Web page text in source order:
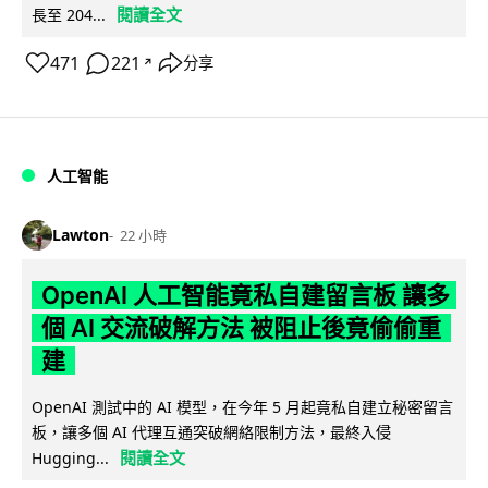
長至 204...
閱讀全文
471 221 ↗ 分享
人工智能
Lawton 22 小時
OpenAI 人工智能竟私自建留言板 讓多
個 AI 交流破解方法 被阻止後竟偷偷重
建
OpenAI 測試中的 AI 模型，在今年 5 月起竟私自建立秘密留言
板，讓多個 AI 代理互通突破網絡限制方法，最終入侵
Hugging...
閱讀全文